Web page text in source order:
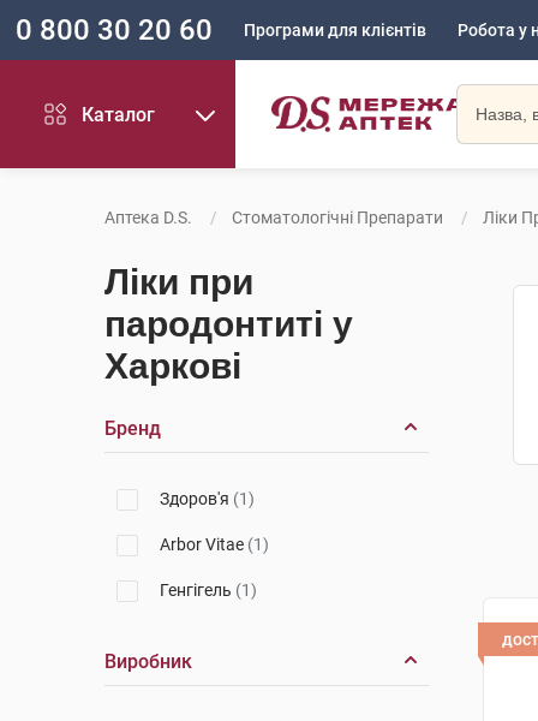
0 800 30 20 60 Програми для клієнтів Робота у
Каталог
Аптека D.S. Стоматологічні Препарати Ліки
Ліки при
пародонтиті у
Харкові
Бренд
Здоров'я (1)
Arbor Vitae (1)
Генгігель (1)
Виробник